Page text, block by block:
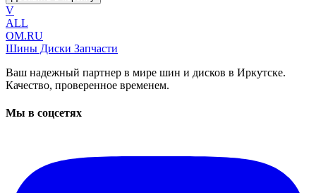
V
ALL
OM.RU
Шины Диски Запчасти
Ваш надежный партнер в мире шин и дисков в Иркутске.
Качество, проверенное временем.
Мы в соцсетях